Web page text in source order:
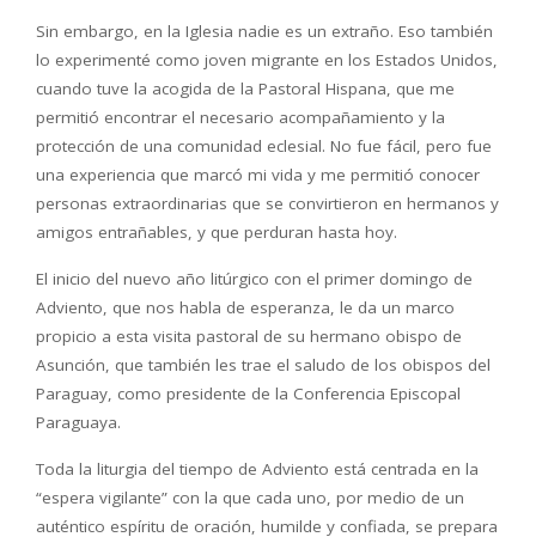
Sin embargo, en la Iglesia nadie es un extraño. Eso también
lo experimenté como joven migrante en los Estados Unidos,
cuando tuve la acogida de la Pastoral Hispana, que me
permitió encontrar el necesario acompañamiento y la
protección de una comunidad eclesial. No fue fácil, pero fue
una experiencia que marcó mi vida y me permitió conocer
personas extraordinarias que se convirtieron en hermanos y
amigos entrañables, y que perduran hasta hoy.
El inicio del nuevo año litúrgico con el primer domingo de
Adviento, que nos habla de esperanza, le da un marco
propicio a esta visita pastoral de su hermano obispo de
Asunción, que también les trae el saludo de los obispos del
Paraguay, como presidente de la Conferencia Episcopal
Paraguaya.
Toda la liturgia del tiempo de Adviento está centrada en la
“espera vigilante” con la que cada uno, por medio de un
auténtico espíritu de oración, humilde y confiada, se prepara